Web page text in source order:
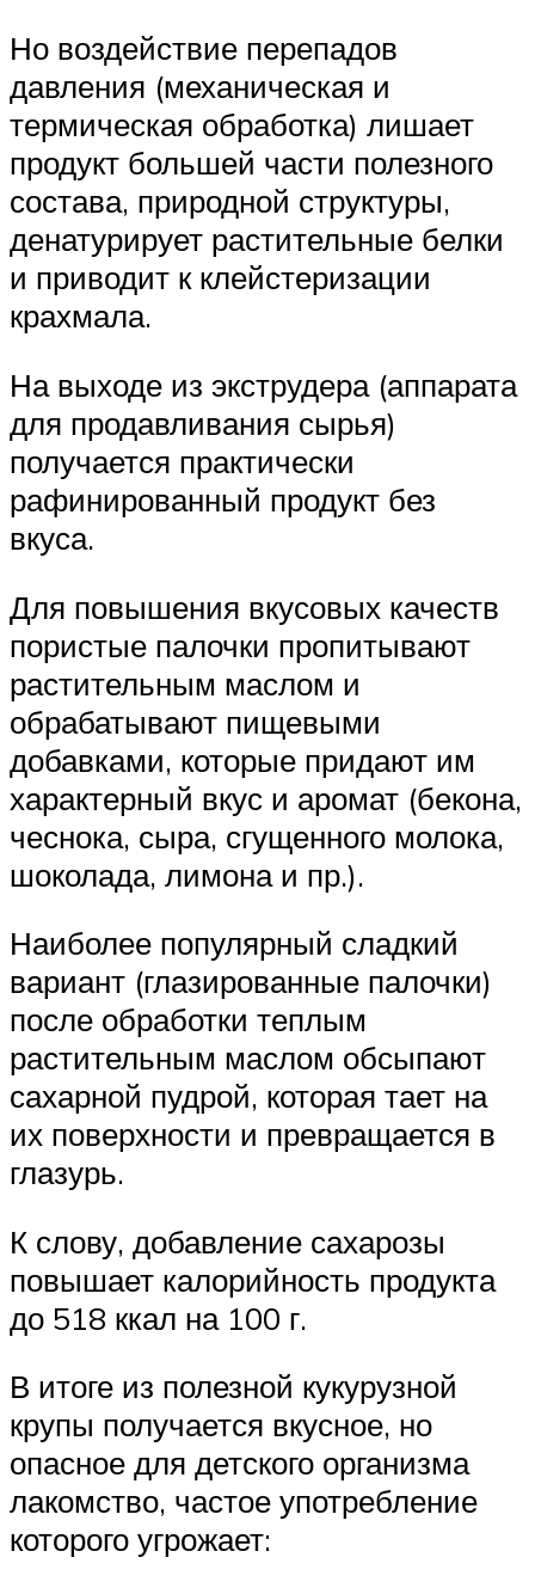
Но воздействие перепадов
давления (механическая и
термическая обработка) лишает
продукт большей части полезного
состава, природной структуры,
денатурирует растительные белки
и приводит к клейстеризации
крахмала.
На выходе из экструдера (аппарата
для продавливания сырья)
получается практически
рафинированный продукт без
вкуса.
Для повышения вкусовых качеств
пористые палочки пропитывают
растительным маслом и
обрабатывают пищевыми
добавками, которые придают им
характерный вкус и аромат (бекона,
чеснока, сыра, сгущенного молока,
шоколада, лимона и пр.).
Наиболее популярный сладкий
вариант (глазированные палочки)
после обработки теплым
растительным маслом обсыпают
сахарной пудрой, которая тает на
их поверхности и превращается в
глазурь.
К слову, добавление сахарозы
повышает калорийность продукта
до 518 ккал на 100 г.
В итоге из полезной кукурузной
крупы получается вкусное, но
опасное для детского организма
лакомство, частое употребление
которого угрожает: